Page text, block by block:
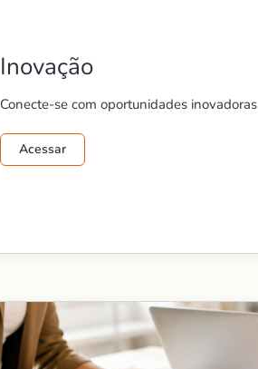
Inovação
Conecte-se com oportunidades inovadoras
Acessar